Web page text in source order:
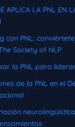
APLICA LA PNL EN
con PNL:
Society of NLP
la PNL para
de la PNL en el